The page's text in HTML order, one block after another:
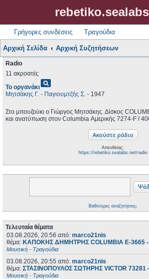
Γρήγορες συνδέσεις Τραγούδια
Αρχική Σελίδα Αρχική Συζητήσεων
Radio
11 ακροατές
Το οργανάκιpageview
Μητσάκης Γ. - Παγιουμτζής Σ. - 1947
Στο μπουζούκι ο Γιώργος Μητσάκης. Δίσκος
και ανατύπωση στον Columbia Αμερικής 7274-F /
Απευθείας:
https://rebetiko.sealabs.net/radio
Βαθύτερες αναζητήσεις;
Τελευταία θέματα
03.08.2026, 20:56 από: marco21nis
θέμα: ΚΑΠΟΚΗΣ ΔΗΜΗΤΡΗΣ COLUMBIA E-3665 -
Μουσική - Τραγούδια
03.08.2026, 20:55 από: marco21nis
θέμα: ΣΤΑΣΙΝΟΠΟΥΛΟΣ ΣΩΤΗΡΗΣ VICTOR 73281
Μουσική - Τραγούδια